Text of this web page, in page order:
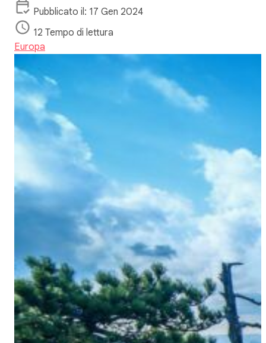
Pubblicato il: 17 Gen 2024
12 Tempo di lettura
Europa